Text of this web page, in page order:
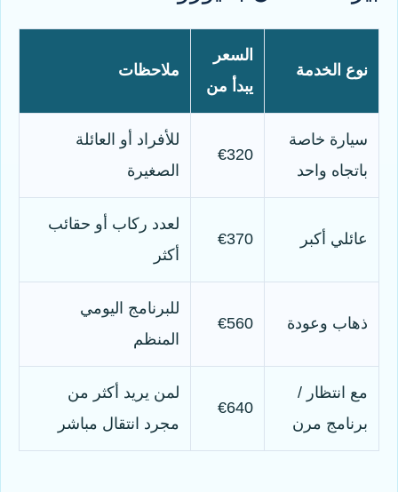
نوع الخدمة
السعر
يبدأ من
ملاحظات
سيارة خاصة
باتجاه واحد
€320
للأفراد أو العائلة
الصغيرة
عائلي أكبر €370
لعدد ركاب أو حقائب
أكثر
ذهاب وعودة €560
للبرنامج اليومي
المنظم
مع انتظار /
برنامج مرن
€640
لمن يريد أكثر من
مجرد انتقال مباشر